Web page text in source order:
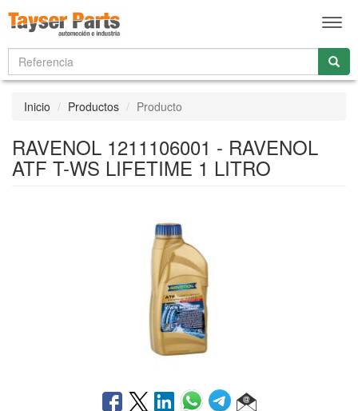
Inicio Productos Producto
RAVENOL 1211106001 - RAVENOL
ATF T-WS LIFETIME 1 LITRO